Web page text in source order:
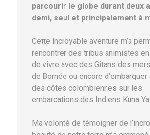
parcourir le globe durant deux
demi, seul et principalement à
Cette incroyable aventure m’a
rencontrer des tribus animistes en
de vivre avec des Gitans des
de Bornée ou encore d’embarquer
des côtes colombiennes sur les
embarcations des Indiens Kuna
Ma volonté de témoigner de